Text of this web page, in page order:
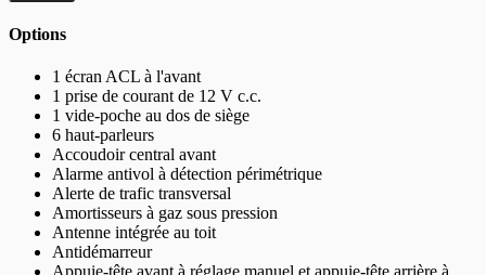
Options
1 écran ACL à l'avant
1 prise de courant de 12 V c.c.
1 vide-poche au dos de siège
6 haut-parleurs
Accoudoir central avant
Alarme antivol à détection périmétrique
Alerte de trafic transversal
Amortisseurs à gaz sous pression
Antenne intégrée au toit
Antidémarreur